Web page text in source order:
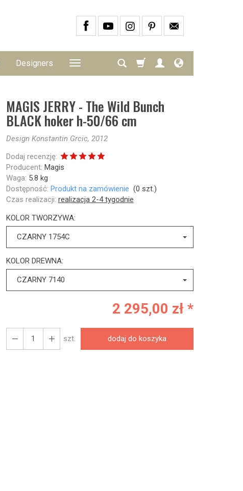
Designers
MAGIS JERRY - The Wild Bunch
BLACK hoker h-50/66 cm
Design Konstantin Grcic, 2012
Dodaj recenzję:
Producent: Magis
Waga: 5.8 kg
Dostępność: Produkt na zamówienie (0 szt.)
Czas realizacji: realizacja 2-4 tygodnie
KOLOR TWORZYWA:
CZARNY 1754C
KOLOR DREWNA:
CZARNY 7140
2 295,00 zł *
szt. dodaj do koszyka